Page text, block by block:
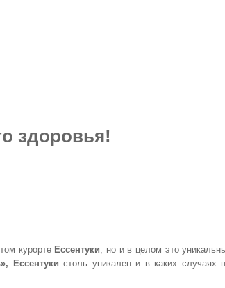
здоровья!
курорте Ессентуки , но и в целом это
Ессентуки столь уникален и в каких случаях